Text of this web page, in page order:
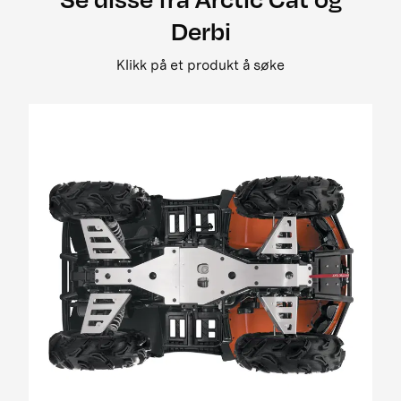
2008 650 3in1 pm street legal my i
2008 650 h1 street legal 0bc69
MY08-MY10 01[1]
2009 400 2x4 og 4x4 EFT
2009 500 TRV EFT PM Street Legal MY09
2009 650 H1 EFT PM T3
2009 700 H1 EFI Cruiser EFT PM Street Legal
MY09
2009 700 H1 EFI EFT Panther EFT PM MY09
2009 700 H1 EFI TRV EFT PM Street Legal MY09
01
Derbi
Klikk på et produkt å søke